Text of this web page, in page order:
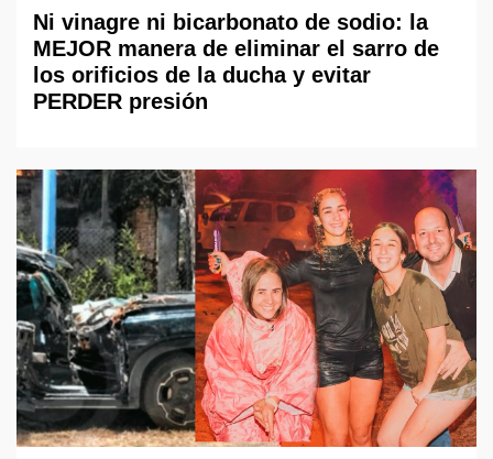
Ni vinagre ni bicarbonato de sodio: la
MEJOR manera de eliminar el sarro de
los orificios de la ducha y evitar
PERDER presión